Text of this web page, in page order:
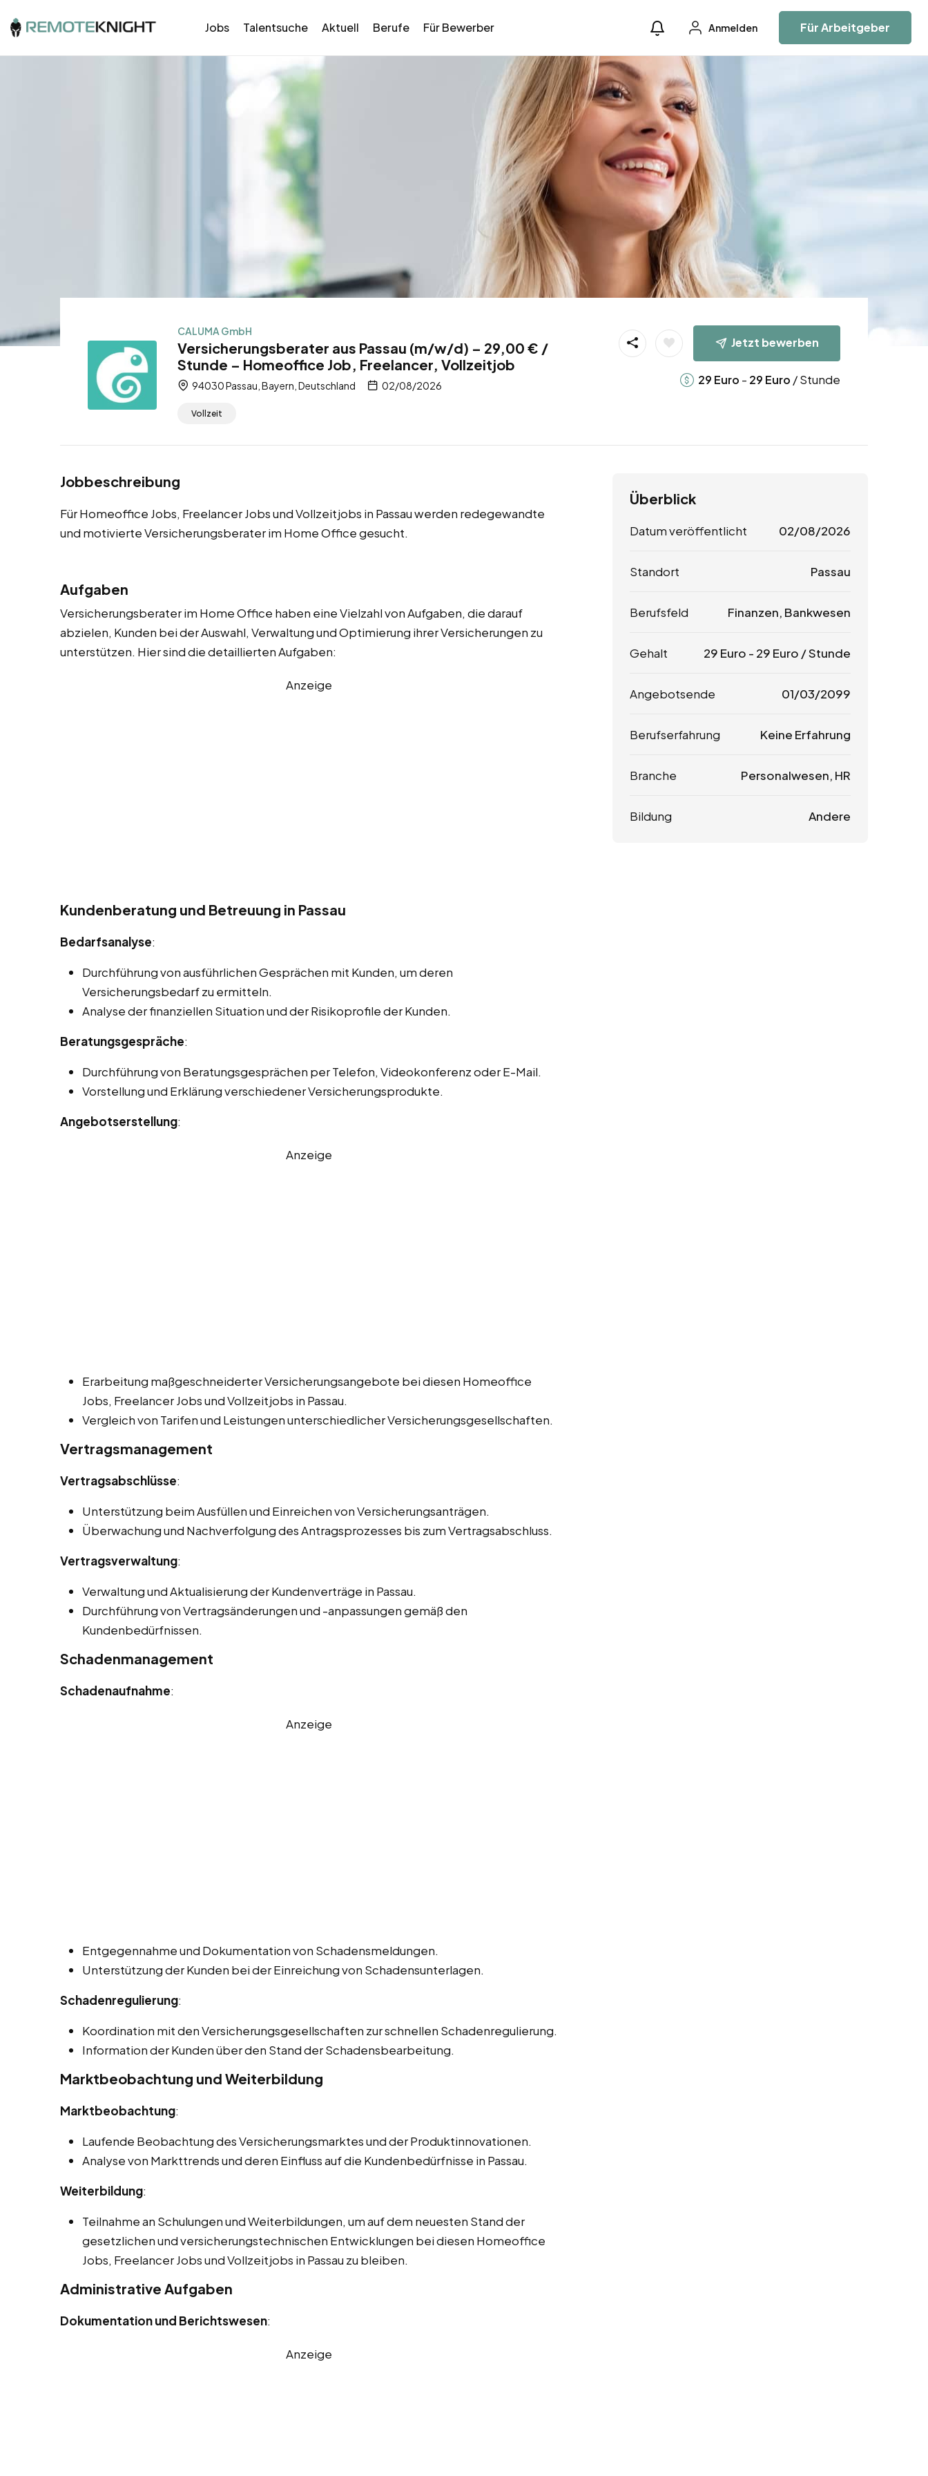
Jobs Talentsuche Aktuell Berufe Für Bewerber Anmelden Für Arbeitgeber
CALUMA GmbH
Versicherungsberater aus Passau (m/w/d) – 29,00 € /
Stunde – Homeoffice Job, Freelancer, Vollzeitjob
94030 Passau, Bayern, Deutschland 02/08/2026
Vollzeit
Jetzt bewerben
29 Euro - 29 Euro / Stunde
Jobbeschreibung
Für Homeoffice Jobs, Freelancer Jobs und Vollzeitjobs in Passau werden redegewandte
und motivierte Versicherungsberater im Home Office gesucht.
Aufgaben
Versicherungsberater im Home Office haben eine Vielzahl von Aufgaben, die darauf
abzielen, Kunden bei der Auswahl, Verwaltung und Optimierung ihrer Versicherungen zu
unterstützen. Hier sind die detaillierten Aufgaben:
Anzeige
Kundenberatung und Betreuung in Passau
Bedarfsanalyse:
Durchführung von ausführlichen Gesprächen mit Kunden, um deren
Versicherungsbedarf zu ermitteln.
Analyse der finanziellen Situation und der Risikoprofile der Kunden.
Beratungsgespräche:
Durchführung von Beratungsgesprächen per Telefon, Videokonferenz oder E-Mail.
Vorstellung und Erklärung verschiedener Versicherungsprodukte.
Angebotserstellung:
Anzeige
Erarbeitung maßgeschneiderter Versicherungsangebote bei diesen Homeoffice
Jobs, Freelancer Jobs und Vollzeitjobs in Passau.
Vergleich von Tarifen und Leistungen unterschiedlicher Versicherungsgesellschaften.
Vertragsmanagement
Vertragsabschlüsse:
Unterstützung beim Ausfüllen und Einreichen von Versicherungsanträgen.
Überwachung und Nachverfolgung des Antragsprozesses bis zum Vertragsabschluss.
Vertragsverwaltung:
Verwaltung und Aktualisierung der Kundenverträge in Passau.
Durchführung von Vertragsänderungen und -anpassungen gemäß den
Kundenbedürfnissen.
Schadenmanagement
Schadenaufnahme:
Anzeige
Entgegennahme und Dokumentation von Schadensmeldungen.
Unterstützung der Kunden bei der Einreichung von Schadensunterlagen.
Schadenregulierung:
Koordination mit den Versicherungsgesellschaften zur schnellen Schadenregulierung.
Information der Kunden über den Stand der Schadensbearbeitung.
Marktbeobachtung und Weiterbildung
Marktbeobachtung:
Laufende Beobachtung des Versicherungsmarktes und der Produktinnovationen.
Analyse von Markttrends und deren Einfluss auf die Kundenbedürfnisse in Passau.
Weiterbildung:
Teilnahme an Schulungen und Weiterbildungen, um auf dem neuesten Stand der
gesetzlichen und versicherungstechnischen Entwicklungen bei diesen Homeoffice
Jobs, Freelancer Jobs und Vollzeitjobs in Passau zu bleiben.
Administrative Aufgaben
Dokumentation und Berichtswesen:
Anzeige
Überblick
Datum veröffentlicht 02/08/2026
Standort Passau
Berufsfeld Finanzen, Bankwesen
Gehalt 29 Euro - 29 Euro / Stunde
Angebotsende 01/03/2099
Berufserfahrung Keine Erfahrung
Branche Personalwesen, HR
Bildung Andere